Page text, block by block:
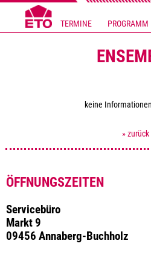
TERMINE PROGRAMM
keine
» zurück
ÖFFNUNGSZEITEN
Servicebüro
Markt 9
09456 Annaberg-Buchholz